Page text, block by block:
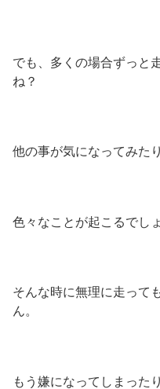
でも、多くの場合ずっと
ね？
他の事が気になってみた
色々なことが起こるでしょ
そんな時に無理に走って
ん。
もう嫌になってしまったり